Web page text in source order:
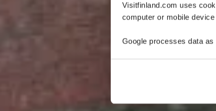
Visitfinland.com uses
computer or mobile
Google processes data